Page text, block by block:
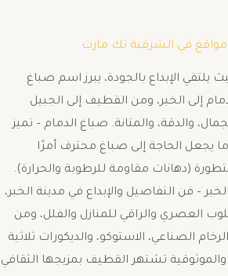
في الشرقية تك مارت
الإبداع بالجودة، يبرز اسم صباغ
إلى الخبر، ومن القطيف إلى الجبيل
والدقة، والمتانة. صباغ الدمام – تميز
يجعل الحاجة إلى صباغ محترف أمرًا
(دهانات مقاومة للرطوبة والحرارة).
– فن التفاصيل والإبداع في مدينة الخبر،
العصري والراقي للمنازل والفلل، ومن
الصناعي، الاستوكو، والديكورات ثلاثية
تشتهر القطيف بمزيجها الثقافي